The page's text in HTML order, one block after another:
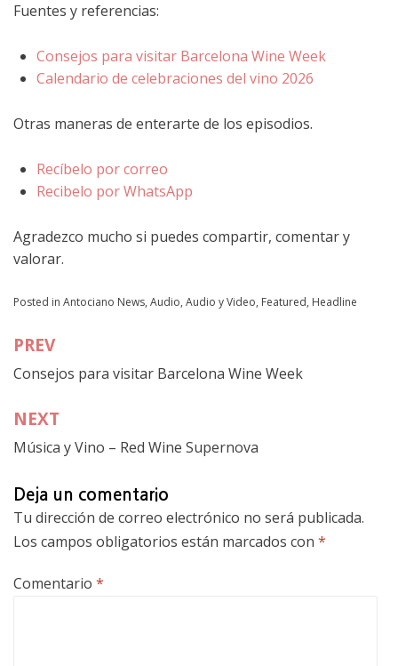
Fuentes y referencias:
Consejos para visitar Barcelona Wine Week
Calendario de celebraciones del vino 2026
Otras maneras de enterarte de los episodios.
Recíbelo por correo
Recibelo por WhatsApp
Agradezco mucho si puedes compartir, comentar y
valorar.
Posted in Antociano News, Audio, Audio y Video, Featured, Headline
Navegación
de
entradas
PREV
Consejos para visitar Barcelona Wine Week
NEXT
Música y Vino – Red Wine Supernova
Deja un comentario
Tu dirección de correo electrónico no será publicada.
Los campos obligatorios están marcados con *
Comentario *